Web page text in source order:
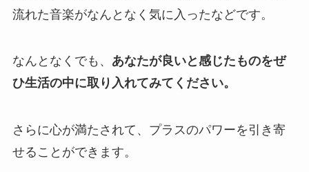
流れた音楽がなんとなく気に入ったなどです。
なんとなくでも、 あなたが良いと感じたものをぜ
ひ生活の中に取り入れてみてください。
さらに心が満たされて、プラスのパワーを引き寄
せることができます。